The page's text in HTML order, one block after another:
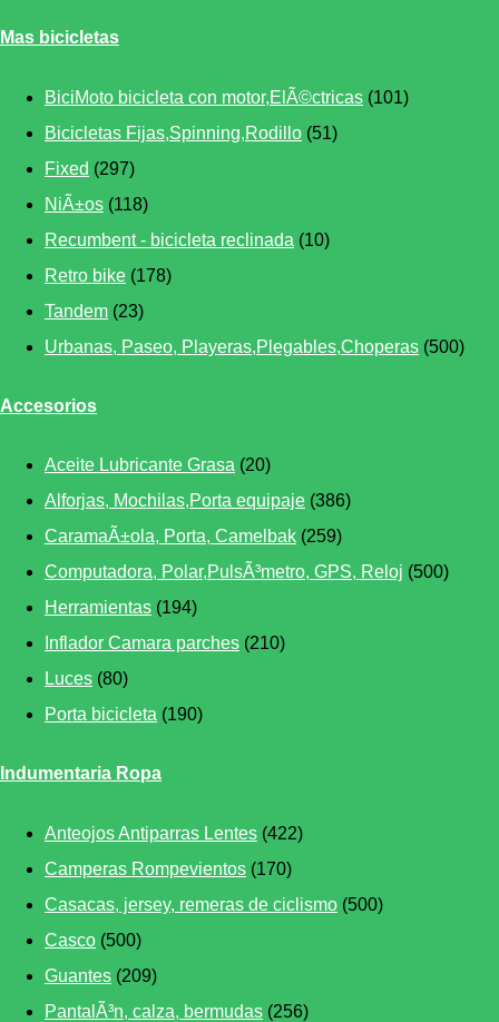
Mas bicicletas
BiciMoto bicicleta con motor,ElÃ©ctricas (101)
Bicicletas Fijas,Spinning,Rodillo (51)
Fixed (297)
NiÃ±os (118)
Recumbent - bicicleta reclinada (10)
Retro bike (178)
Tandem (23)
Urbanas, Paseo, Playeras,Plegables,Choperas (500)
Accesorios
Aceite Lubricante Grasa (20)
Alforjas, Mochilas,Porta equipaje (386)
CaramaÃ±ola, Porta, Camelbak (259)
Computadora, Polar,PulsÃ³metro, GPS, Reloj (500)
Herramientas (194)
Inflador Camara parches (210)
Luces (80)
Porta bicicleta (190)
Indumentaria Ropa
Anteojos Antiparras Lentes (422)
Camperas Rompevientos (170)
Casacas, jersey, remeras de ciclismo (500)
Casco (500)
Guantes (209)
PantalÃ³n, calza, bermudas (256)